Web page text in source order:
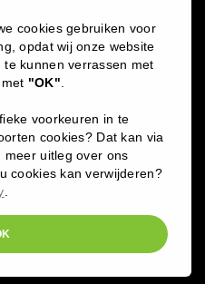
3500 Hasselt
24 29 09
cookies gebruiken voor
opdat wij onze website
kunnen verrassen met
"OK"
voorkeuren in te
cookies? Dat kan via
meer uitleg over ons
cookies kan verwijderen?